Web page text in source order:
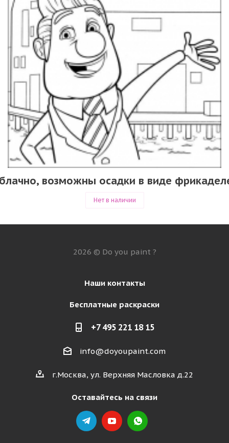
возможны осадки в виде
Нет в наличии
2026 © Do you paint ?
Наши контакты
Бесплатные раскраски
+7 495 221 18 15
info@doyoupaint.com
г.Москва, ул. Верхняя Масловка д.22
Оставайтесь на связи